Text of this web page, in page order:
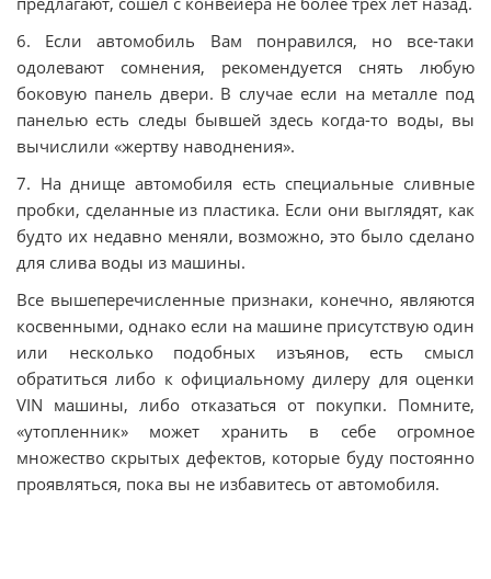
6. Если автомобиль Вам понравился, но все-таки
одолевают сомнения, рекомендуется снять любую
боковую панель двери. В случае если на металле под
панелью есть следы бывшей здесь когда-то воды, вы
вычислили «жертву наводнения».
7. На днище автомобиля есть специальные сливные
пробки, сделанные из пластика. Если они выглядят, как
будто их недавно меняли, возможно, это было сделано
для слива воды из машины.
Все вышеперечисленные признаки, конечно, являются
косвенными, однако если на машине присутствую один
или несколько подобных изъянов, есть смысл
обратиться либо к официальному дилеру для оценки
VIN машины, либо отказаться от покупки. Помните,
«утопленник» может хранить в себе огромное
множество скрытых дефектов, которые буду постоянно
проявляться, пока вы не избавитесь от автомобиля.